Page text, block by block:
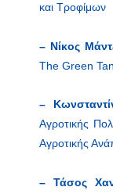
και Τροφίμων
– Νίκος
The Green
–
Αγροτικής
Αγροτικής
– Τάσος